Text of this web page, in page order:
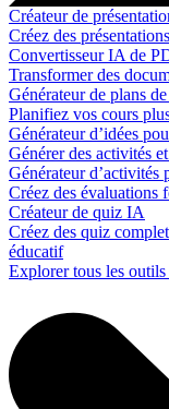
Créateur de
Créez des
Convertisseur IA de
Transformer des
Générateur de plans
Planifiez vos cours
Générateur d’idées
Générer des activités
Générateur
Créez des évaluations
Créateur de quiz IA
Créez des quiz
éducatif
Explorer tous les outils